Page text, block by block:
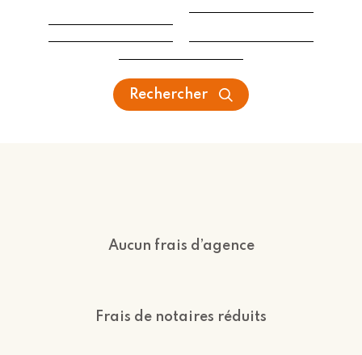
Rechercher
Aucun frais d’agence
Frais de notaires réduits